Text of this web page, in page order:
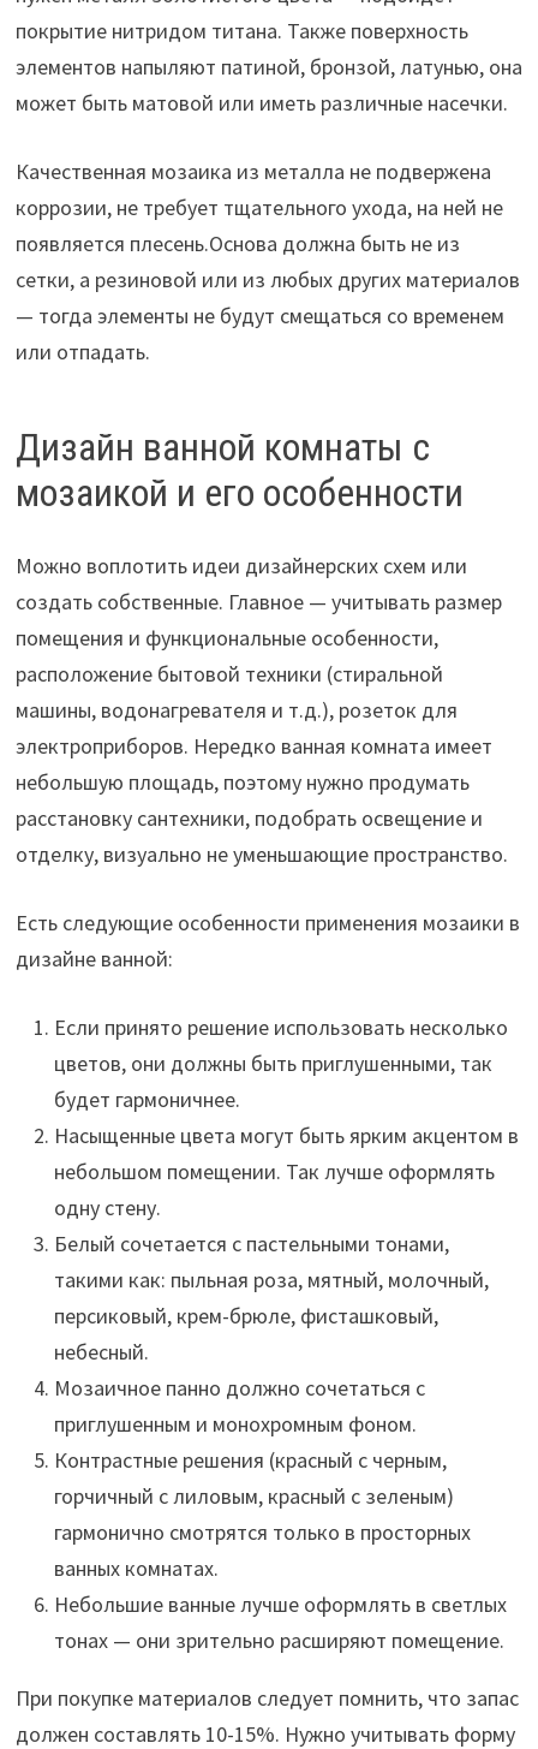
покрытие нитридом титана. Также поверхность
элементов напыляют патиной, бронзой, латунью, она
может быть матовой или иметь различные насечки.
Качественная мозаика из металла не подвержена
коррозии, не требует тщательного ухода, на ней не
появляется плесень.Основа должна быть не из
сетки, а резиновой или из любых других материалов
— тогда элементы не будут смещаться со временем
или отпадать.
Дизайн ванной комнаты с
мозаикой и его особенности
Можно воплотить идеи дизайнерских схем или
создать собственные. Главное — учитывать размер
помещения и функциональные особенности,
расположение бытовой техники (стиральной
машины, водонагревателя и т.д.), розеток для
электроприборов. Нередко ванная комната имеет
небольшую площадь, поэтому нужно продумать
расстановку сантехники, подобрать освещение и
отделку, визуально не уменьшающие пространство.
Есть следующие особенности применения мозаики в
дизайне ванной:
Если принято решение использовать несколько
цветов, они должны быть приглушенными, так
будет гармоничнее.
Насыщенные цвета могут быть ярким акцентом в
небольшом помещении. Так лучше оформлять
одну стену.
Белый сочетается с пастельными тонами,
такими как: пыльная роза, мятный, молочный,
персиковый, крем-брюле, фисташковый,
небесный.
Мозаичное панно должно сочетаться с
приглушенным и монохромным фоном.
Контрастные решения (красный с черным,
горчичный с лиловым, красный с зеленым)
гармонично смотрятся только в просторных
ванных комнатах.
Небольшие ванные лучше оформлять в светлых
тонах — они зрительно расширяют помещение.
При покупке материалов следует помнить, что запас
должен составлять 10-15%. Нужно учитывать форму